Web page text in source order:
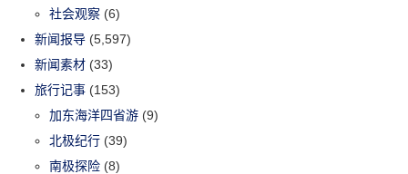
社会观察 (6)
新闻报导 (5,597)
新闻素材 (33)
旅行记事 (153)
加东海洋四省游 (9)
北极纪行 (39)
南极探险 (8)